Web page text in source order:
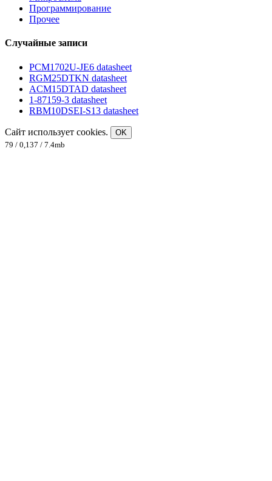
Программирование
Прочее
Случайные записи
PCM1702U-JE6 datasheet
RGM25DTKN datasheet
ACM15DTAD datasheet
1-87159-3 datasheet
RBM10DSEI-S13 datasheet
Сайт использует cookies.
OK
79 / 0,137 / 7.4mb